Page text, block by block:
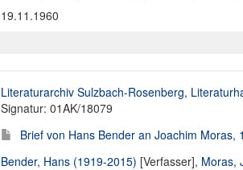
19.11.1960
Literaturarchiv Sulzbach-Rosenberg,
Signatur: 01AK/18079
Brief von Hans Bender an Joachim Moras,
Bender, Hans (1919-2015) [Verfasser], Moras,